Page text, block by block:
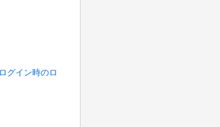
グイン時のロ